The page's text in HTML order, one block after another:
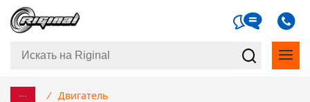
... / Двигатель